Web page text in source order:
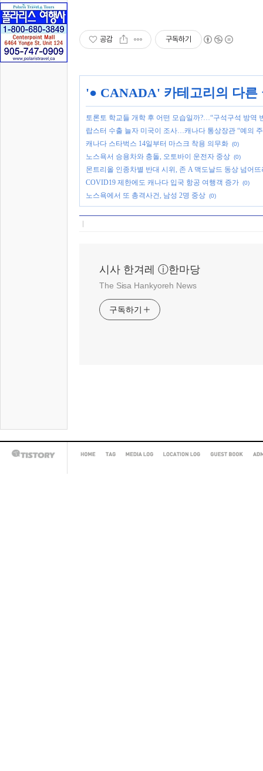
공감 구독하기
'● CANADA' 카테고리의 다른
토론토 학교들 개학 후 어떤 모습일까?…“구석구석 방역
랍스터 수출 늘자 미국이 조사…캐나다 통상장관 “예의
캐나다 스타벅스 14일부터 마스크 착용 의무화 (0)
노스욕서 승용차와 충돌, 오토바이 운전자 중상 (0)
몬트리올 인종차별 반대 시위, 존 A 맥도날드 동상 넘어
COVID19 제한에도 캐나다 입국 항공 여행객 증가 (0)
노스욕에서 또 총격사건, 남성 2명 중상 (0)
시사 한겨레 ⓘ한마당
The Sisa Hankyoreh News
구독하기